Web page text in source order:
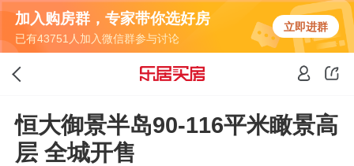
加入购房群，专家带你选好房
已有43751人加入微信群参与讨论
立即进群
恒大御景半岛90-116平米瞰景高
层 全城开售